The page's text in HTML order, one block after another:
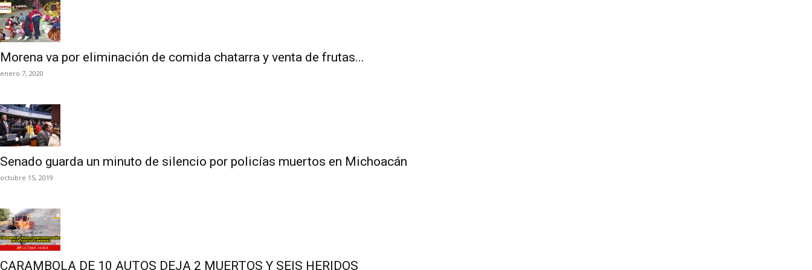
Morena va por eliminación de comida chatarra y venta de frutas...
enero 7, 2020
Senado guarda un minuto de silencio por policías muertos en Michoacán
octubre 15, 2019
CARAMBOLA DE 10 AUTOS DEJA 2 MUERTOS Y SEIS HERIDOS